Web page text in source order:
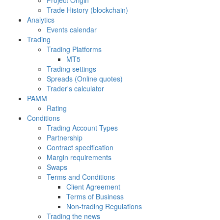
Trade History (blockchain)
Analytics
Events calendar
Trading
Trading Platforms
MT5
Trading settings
Spreads (Online quotes)
Trader's calculator
PAMM
Rating
Conditions
Trading Account Types
Partnership
Contract specification
Margin requirements
Swaps
Terms and Conditions
Client Agreement
Terms of Business
Non-trading Regulations
Trading the news